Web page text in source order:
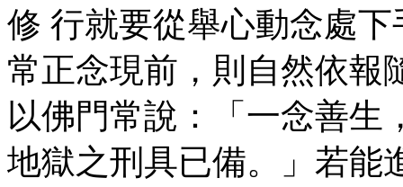
修 行就要從舉心動念處
常正念現前，則自然依報
以佛門常說：「一念善生
地獄之刑具已備。」若能